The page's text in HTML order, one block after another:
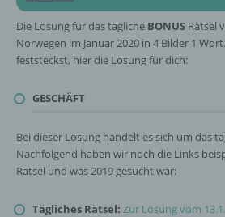
Die Lösung für das tägliche BONUS Rätsel
Norwegen im Januar 2020 in 4 Bilder 1
feststeckst, hier die Lösung für dich:
GESCHÄFT
Bei dieser Lösung handelt es sich um das
Nachfolgend haben wir noch die Links
Rätsel und was 2019 gesucht war:
Tägliches Rätsel: Zur Lösung vom